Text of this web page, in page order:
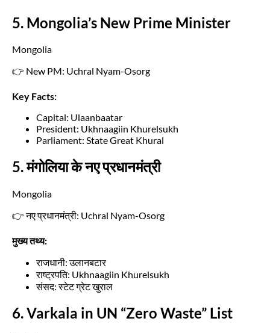
5. Mongolia’s New Prime Minister
Mongolia
👉 New PM: Uchral Nyam-Osorg
Key Facts:
Capital: Ulaanbaatar
President: Ukhnaagiin Khurelsukh
Parliament: State Great Khural
5. मंगोलिया के नए प्रधानमंत्री
Mongolia
👉 नए प्रधानमंत्री: Uchral Nyam-Osorg
मुख्य तथ्य:
राजधानी: उलानबटार
राष्ट्रपति: Ukhnaagiin Khurelsukh
संसद: स्टेट ग्रेट खुराल
6. Varkala in UN “Zero Waste” List